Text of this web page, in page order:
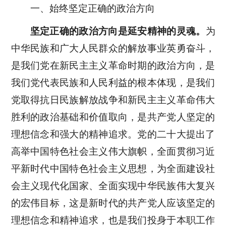
一、始终坚定正确的政治方向
坚定正确的政治方向是延安精神的灵魂。 为
中华民族和广大人民群众的解放事业英勇奋斗，
是我们党在新民主主义革命时期的政治方向，是
我们党代表民族和人民利益的根本体现，是我们
党取得抗日民族解放战争和新民主主义革命伟大
胜利的政治基础和价值取向，是共产党人坚定的
理想信念和强大的精神追求。党的二十大提出了
高举中国特色社会主义伟大旗帜，全面贯彻习近
平新时代中国特色社会主义思想，为全面建设社
会主义现代化国家、全面实现中华民族伟大复兴
的宏伟目标，这是新时代的共产党人应该坚定的
理想信念和精神追求，也是我们投身于本职工作